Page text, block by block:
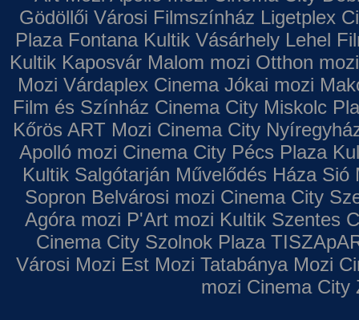
Gödöllői Városi Filmszínház Ligetplex
Plaza Fontana Kultik Vásárhely Lehel
Kultik Kaposvár Malom mozi Otthon mozi
Mozi Várdaplex Cinema Jókai mozi
Film és Színház Cinema City Miskolc
Kőrös ART Mozi Cinema City
Apolló mozi Cinema City Pécs Plaza
Kultik Salgótarján Művelődés Háza Sió
Sopron Belvárosi mozi Cinema City
Agóra mozi P'Art mozi Kultik Szentes
Cinema City Szolnok Plaza
Városi Mozi Est Mozi Tatabánya Mozi
mozi Cinema City